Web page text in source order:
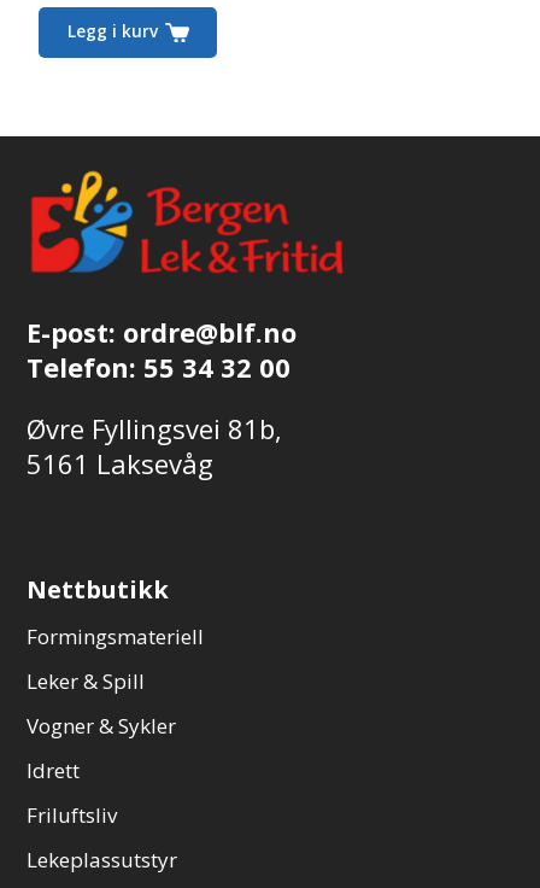
Legg i kurv
E-post: ordre@blf.no
Telefon: 55 34 32 00
Øvre Fyllingsvei 81b,
5161 Laksevåg
Nettbutikk
Formingsmateriell
Leker & Spill
Vogner & Sykler
Idrett
Friluftsliv
Lekeplassutstyr